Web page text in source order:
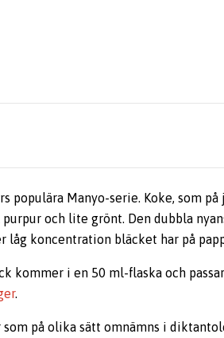
populära Manyo-serie. Koke, som
och lite grönt. Den dubbla
låg koncentration bläcket har på
kommer i en 50 ml-flaska och
.
på olika sätt omnämns i